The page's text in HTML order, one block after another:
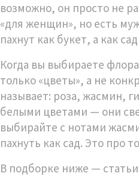
возможно, он просто не
«для женщин», но есть
пахнут как букет, а как
Когда вы выбираете
только «цветы», а не
называет: роза, жасмин,
белыми цветами — они
выбирайте с нотами
пахнуть как сад. Это про
В подборке ниже —